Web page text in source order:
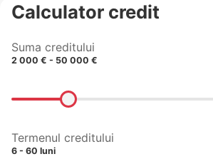
Calculator credit
Suma creditului
2 000 € - 50 000 €
Termenul creditului
6 - 60 luni